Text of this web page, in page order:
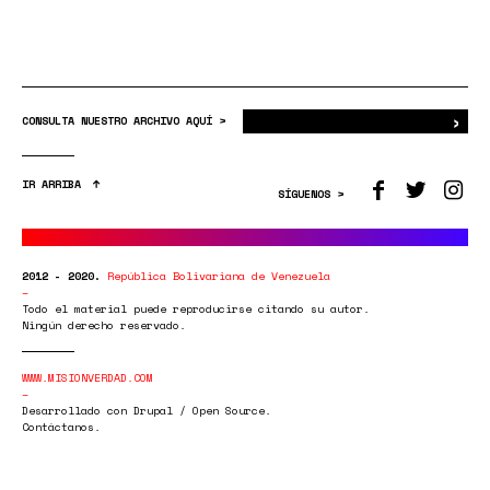
CONSULTA NUESTRO ARCHIVO AQUÍ > ›
IR ARRIBA
SÍGUENOS >
2012 - 2020. República Bolivariana de Venezuela
Todo el material puede reproducirse citando su autor.
Ningún derecho reservado.
WWW.MISIONVERDAD.COM
Desarrollado con Drupal / Open Source.
Contáctanos.